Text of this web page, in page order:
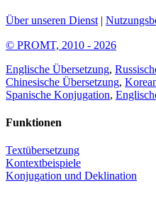
Über unseren Dienst |
© PROMT, 2010 - 2026
Englische Übersetzung,
Chinesische Übersetzung,
Spanische Konjugation,
Funktionen
Textübersetzung
Kontextbeispiele
Konjugation und Deklination